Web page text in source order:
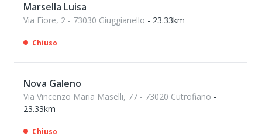
Marsella Luisa
Via Fiore, 2 - 73030 Giuggianello - 23.33km
Chiuso
Nova Galeno
Via Vincenzo Maria Maselli, 77 - 73020 Cutrofiano -
23.33km
Chiuso